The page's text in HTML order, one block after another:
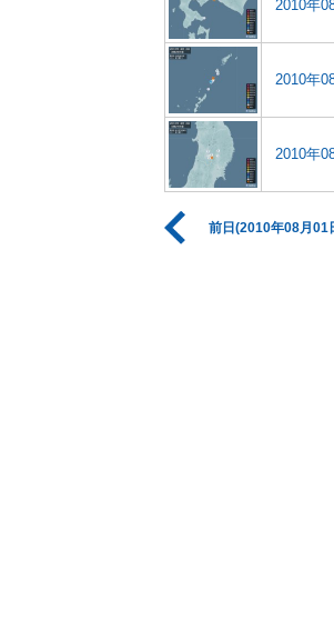
2010年
2010年
2010年
前日(2010年08月01